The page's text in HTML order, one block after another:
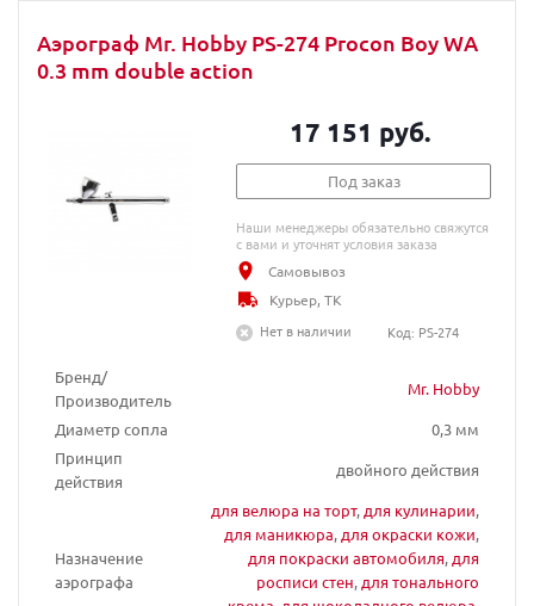
Аэрограф Mr. Hobby PS-274 Procon Boy WA
0.3 mm double action
Бренд/
Производитель
Mr. Hobby
Диаметр сопла
0,3 мм
Принцип
действия
двойного действия
Назначение
аэрографа
для велюра на торт, для кулинарии,
для маникюра, для окраски кожи,
для покраски автомобиля, для
росписи стен, для тонального
17 151 руб.
Под заказ
Наши менеджеры обязательно свяжутся
с вами и уточнят условия заказа
Самовывоз
Курьер, ТК
Нет в наличии
Код: PS-274